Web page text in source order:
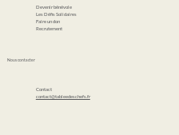
Devenir bénévole
Les Défis Solidaires
Faire un don
Recrutement
Nous contacter
Contact
contact@tableedeschefs.fr